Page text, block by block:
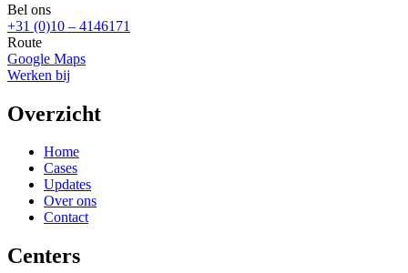
Bel ons
+31 (0)10 – 4146171
Route
Google Maps
Werken bij
Overzicht
Home
Cases
Updates
Over ons
Contact
Centers